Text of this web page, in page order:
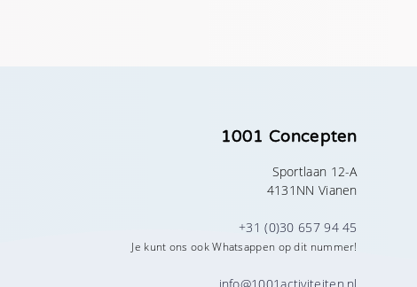
1001 Concepten
Sportlaan 12-A
4131NN Vianen
+31 (0)30 657 94 45
Je kunt ons ook Whatsappen op dit nummer!